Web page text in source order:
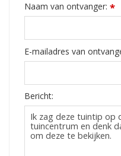
Naam van ontvanger: *
E-mailadres van
Bericht: